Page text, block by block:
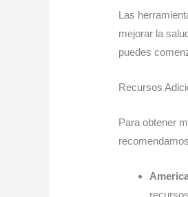
Las
mejorar la
puedes
Recursos
Para obtener